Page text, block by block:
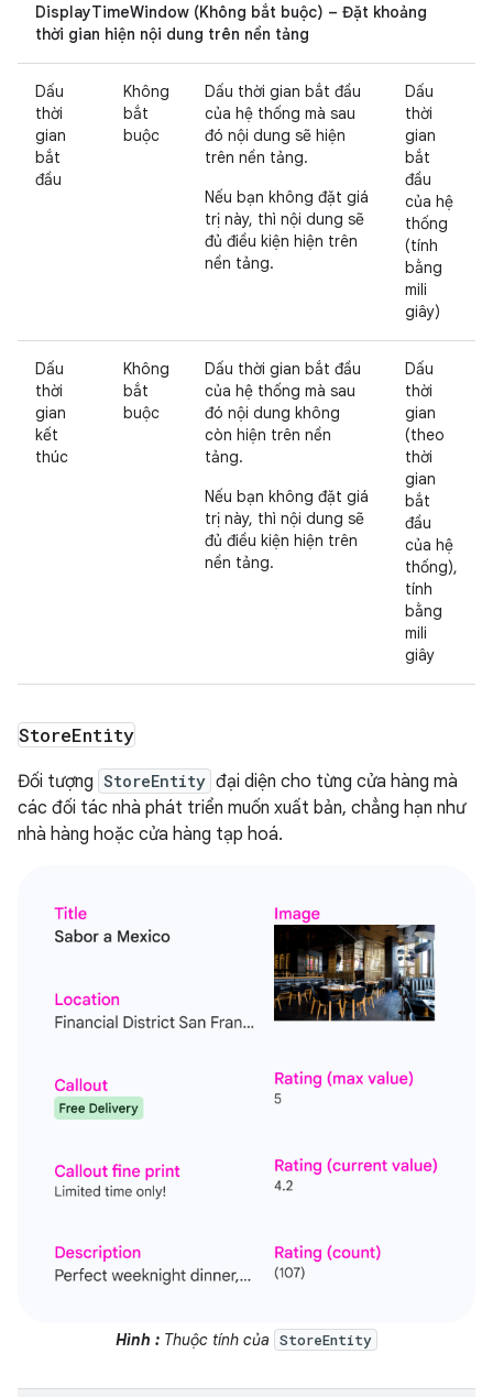
DisplayTimeWindow (Không bắt buộc) – Đặt khoảng
thời gian hiện nội dung trên nền tảng
Dấu
thời
gian
bắt
đầu
Không
bắt
buộc
Dấu thời gian bắt đầu
của hệ thống mà sau
đó nội dung sẽ hiện
trên nền tảng.
Nếu bạn không đặt giá
trị này, thì nội dung sẽ
đủ điều kiện hiện trên
nền tảng.
Dấu
thời
gian
bắt
đầu
của hệ
thống
(tính
bằng
mili
giây)
Dấu
thời
gian
kết
thúc
Không
bắt
buộc
Dấu thời gian bắt đầu
của hệ thống mà sau
đó nội dung không
còn hiện trên nền
tảng.
Nếu bạn không đặt giá
trị này, thì nội dung sẽ
đủ điều kiện hiện trên
nền tảng.
Dấu
thời
gian
(theo
thời
gian
bắt
đầu
của hệ
thống),
tính
bằng
mili
giây
StoreEntity
Đối tượng StoreEntity đại diện cho từng cửa hàng mà
các đối tác nhà phát triển muốn xuất bản, chẳng hạn như
nhà hàng hoặc cửa hàng tạp hoá.
Hình : Thuộc tính của StoreEntity